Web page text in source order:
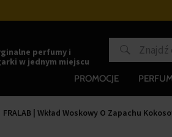
perfumy i
w jednym miejscu
PROMOCJE
FRALAB | Wkład Woskowy O Zapachu